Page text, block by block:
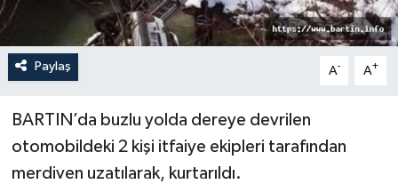
Paylaş A- A+
BARTIN’da buzlu yolda dereye devrilen
otomobildeki 2 kişi itfaiye ekipleri tarafından
merdiven uzatılarak, kurtarıldı.
Tarım
Turizm
Yaşam